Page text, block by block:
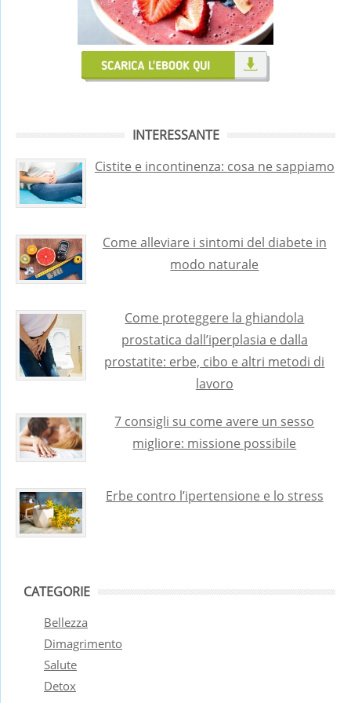
INTERESSANTE
Cistite e incontinenza: cosa ne sappiamo
Come alleviare i sintomi del diabete in
modo naturale
Come proteggere la ghiandola
prostatica dall’iperplasia e dalla
prostatite: erbe, cibo e altri metodi di
lavoro
7 consigli su come avere un sesso
migliore: missione possibile
Erbe contro l’ipertensione e lo stress
CATEGORIE
Bellezza
Dimagrimento
Salute
Detox